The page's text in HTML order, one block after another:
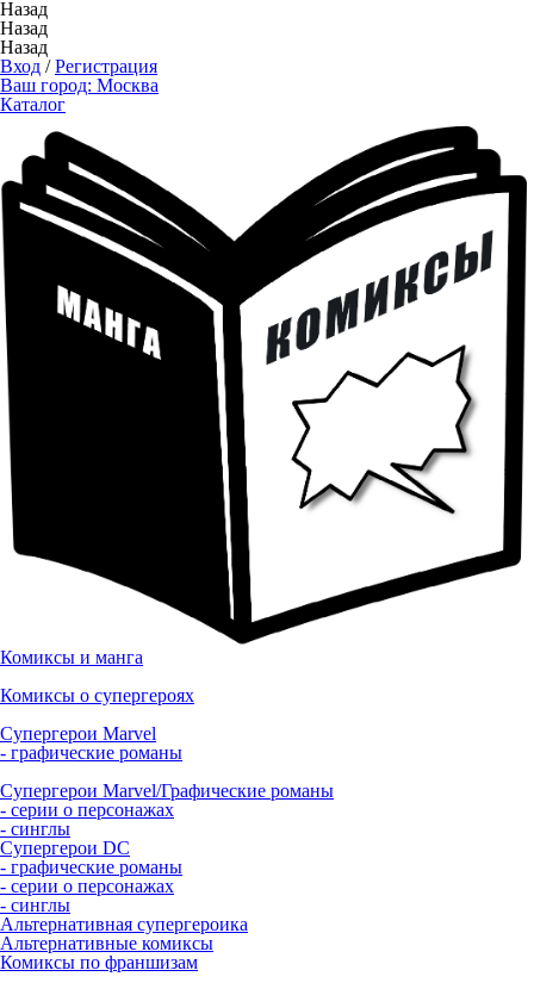
Назад
Назад
Назад
Вход /Регистрация
Ваш город: Москва
Каталог
Комиксы и манга
Комиксы о супергероях
Супергерои Marvel
- графические романы
Супергерои Marvel/Графические романы
- серии о персонажах
- синглы
Супергерои DC
- графические романы
- серии о персонажах
- синглы
Альтернативная супергероика
Альтернативные комиксы
Комиксы по франшизам